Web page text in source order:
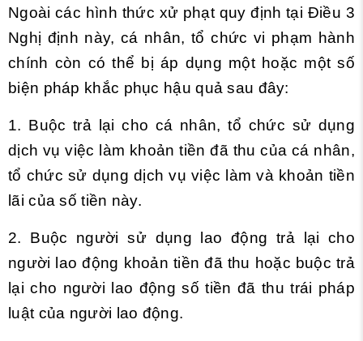
Ngoài các hình thức xử phạt quy định tại Điều 3
Nghị định này, cá nhân, tổ chức vi phạm hành
chính còn có thể bị áp dụng một hoặc một số
biện pháp khắc phục hậu quả sau đây:
1. Buộc trả lại cho cá nhân, tổ chức sử dụng
dịch vụ việc làm khoản tiền đã thu của cá nhân,
tổ chức sử dụng dịch vụ việc làm và khoản tiền
lãi của số tiền này.
2. Buộc người sử dụng lao động trả lại cho
người lao động khoản tiền đã thu hoặc buộc trả
lại cho người lao động số tiền đã thu trái pháp
luật của người lao động.